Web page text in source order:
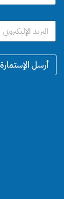
إ
*
ب
ي
ا
ب
ر
د
أرسل الإستمارة